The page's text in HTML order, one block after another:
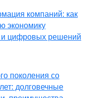
компаний: как
экономику
и цифровых решений
поколения со
долговечные